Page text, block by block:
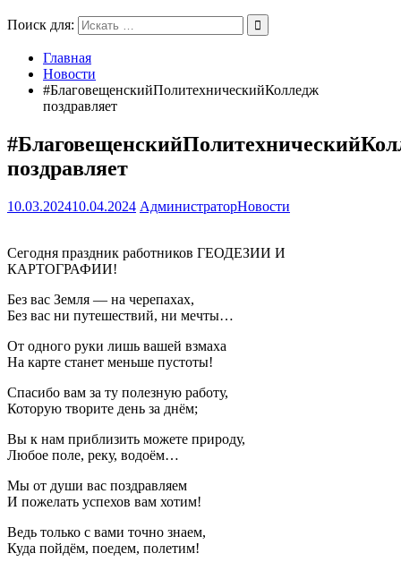
Поиск для:
Главная
Новости
#БлаговещенскийПолитехническийКолледж
поздравляет
поздравляет
10.03.202410.04.2024 АдминистраторНовости
Сегодня праздник работников ГЕОДЕЗИИ И
КАРТОГРАФИИ!
Без вас Земля — на черепахах,
Без вас ни путешествий, ни мечты…
От одного руки лишь вашей взмаха
На карте станет меньше пустоты!
Спасибо вам за ту полезную работу,
Которую творите день за днём;
Вы к нам приблизить можете природу,
Любое поле, реку, водоём…
Мы от души вас поздравляем
И пожелать успехов вам хотим!
Ведь только с вами точно знаем,
Куда пойдём, поедем, полетим!